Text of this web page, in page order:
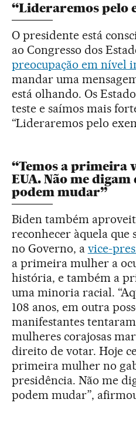
“Lideraremos pelo
O presidente está
ao Congresso dos
preocupação em nível
mandar uma
está olhando. Os
teste e saímos mais
“Lideraremos pelo
“Temos a primeira
EUA. Não me digam
podem mudar”
Biden também
reconhecer àquela que
no Governo, a vice-
a primeira mulher a
história, e também a
uma minoria racial.
108 anos, em outra
manifestantes
mulheres corajosas
direito de votar. Hoje
primeira mulher no
presidência. Não me
podem mudar”,